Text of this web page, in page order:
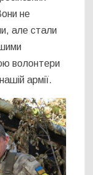
не
але стали
волонтери
армії.